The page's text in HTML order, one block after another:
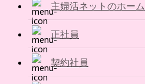
主婦活ネットのホーム
正社員
契約社員